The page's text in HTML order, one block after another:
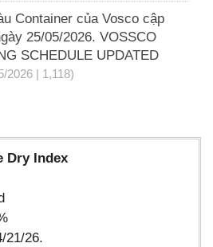
Container của Vosco cập
25/05/2026. VOSSCO
SCHEDULE UPDATED
2026 | 1,118)
Dry Index
21/26.